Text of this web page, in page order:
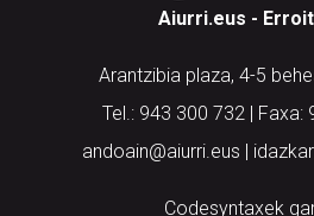
Aiurri.eus -
Arantzibia plaza, 4-5
Tel.: 943 300 732 | Faxa:
andoain@aiurri.eus |
Codesyntaxek